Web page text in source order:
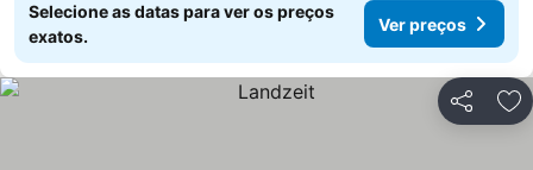
Selecione as datas para ver os preços
exatos.
Ver preços
Partilhar